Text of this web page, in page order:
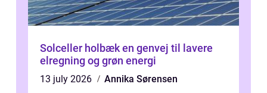
Solceller holbæk en genvej til lavere
elregning og grøn energi
13 july 2026
Annika Sørensen